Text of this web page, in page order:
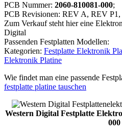
PCB Nummer: 2060-810081-000;
PCB Revisionen: REV A, REV
Zum Verkauf steht hier eine
Digital
Passenden Festplatten Modellen:
Kategorien: Festplatte Elektronik
Elektronik Platine
Wie findet man eine passende
festplatte platine tauschen
Western Digital Festplatte
000